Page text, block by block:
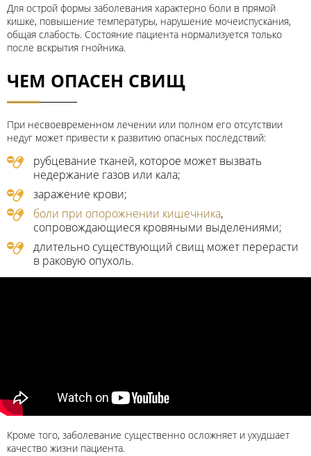
Для острой формы заболевания характерно боли в прямой
кишке, повышение температуры, нарушение мочеиспускания,
общая слабость. Состояние пациента нормализуется только
после вскрытия гнойника.
ЧЕМ ОПАСЕН СВИЩ
При несвоевременном лечении или полном его отсутствии
недуг может привести к развитию опасных последствий:
рубцевание тканей, которое может вызвать
недержание газов или кала;
заражение крови;
боли при опорожнении кишечника,
сопровождающиеся кровяными выделениями;
длительно существующий свищ может перерасти
в раковую опухоль.
Кроме того, заболевание существенно осложняет и ухудшает
качество жизни пациента.